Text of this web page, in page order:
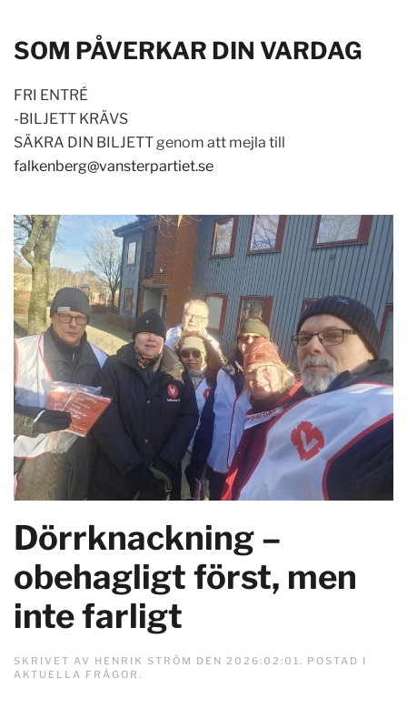
SOM PÅVERKAR DIN VARDAG
FRI ENTRÉ
-BILJETT KRÄVS
SÄKRA DIN BILJETT genom att mejla till
falkenberg@vansterpartiet.se
Dörrknackning –
obehagligt först, men
inte farligt
SKRIVET AV HENRIK STRÖM DEN 2026:02:01 . POSTAD I
AKTUELLA FRÅGOR .